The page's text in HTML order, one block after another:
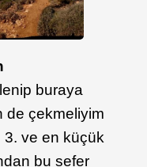
buraya
de çekmeliyim
ve en küçük
bu sefer